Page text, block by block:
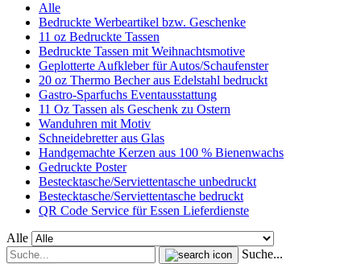
Alle
Bedruckte Werbeartikel bzw. Geschenke
11 oz Bedruckte Tassen
Bedruckte Tassen mit Weihnachtsmotive
Geplotterte Aufkleber für Autos/Schaufenster
20 oz Thermo Becher aus Edelstahl bedruckt
Gastro-Sparfuchs Eventausstattung
11 Oz Tassen als Geschenk zu Ostern
Wanduhren mit Motiv
Schneidebretter aus Glas
Handgemachte Kerzen aus 100 % Bienenwachs
Gedruckte Poster
Bestecktasche/Serviettentasche unbedruckt
Bestecktasche/Serviettentasche bedruckt
QR Code Service für Essen Lieferdienste
Alle
Suche...